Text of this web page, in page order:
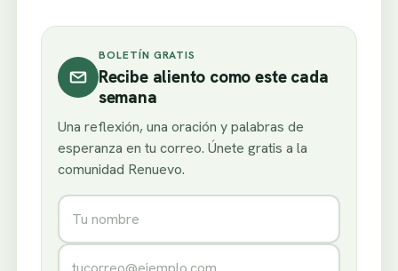
BOLETÍN GRATIS
Recibe aliento como este cada
semana
Una reflexión, una oración y palabras de
esperanza en tu correo. Únete gratis a la
comunidad Renuevo.
Nombre
Correo electrónico